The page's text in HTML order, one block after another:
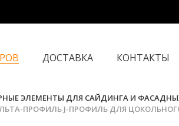
ДОСТАВКА КОНТАКТЫ
ЭЛЕМЕНТЫ ДЛЯ САЙДИНГА И
ПРОФИЛЬ J-ПРОФИЛЬ ДЛЯ